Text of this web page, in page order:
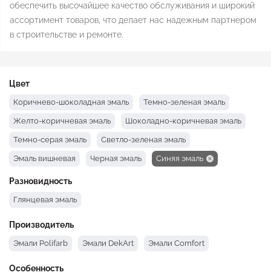
обеспечить высочайшее качество обслуживания и широкий
ассортимент товаров, что делает нас надежным партнером
в строительстве и ремонте.
Цвет
Коричнево-шоколадная эмаль Темно-зеленая эмаль
Желто-коричневая эмаль Шоколадно-коричневая эмаль
Темно-серая эмаль Светло-зеленая эмаль
Эмаль вишневая Черная эмаль Синяя эмаль
Серая эмаль
Коричневая эмаль
Разновидность
Глянцевая эмаль
Производитель
Эмали Polifarb Эмали DekArt Эмали Comfort
Особенность